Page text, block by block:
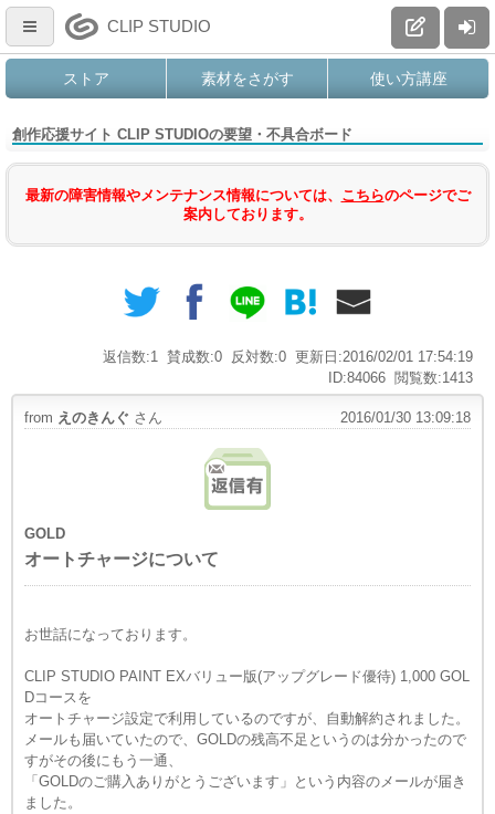
CLIP STUDIO
ストア 素材をさがす 使い方講座
創作応援サイト CLIP STUDIOの要望・不具合ボード
最新の障害情報やメンテナンス情報については、 こちらのページでご
案内しております。
更新日:2016/02/01 17:54:19
反対数:0
賛成数:0
返信数:1
閲覧数:1413
ID:84066
from えのきんぐ さん 2016/01/30 13:09:18
GOLD
オートチャージについて
お世話になっております。
CLIP STUDIO PAINT EXバリュー版(アップグレード優待) 1,000 GOL
Dコースを
オートチャージ設定で利用しているのですが、 自動解約されました。
メールも届いていたので、GOLDの残高不足というのは分かったので
すがその後にもう一通、
「GOLDのご購入ありがとうございます」という内容のメールが届き
ました。